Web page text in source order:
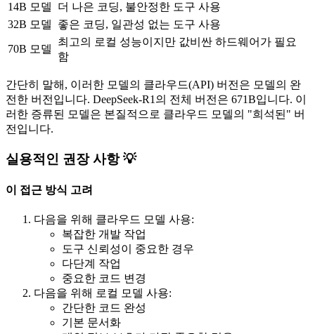
14B 모델
더 나은 코딩, 불안정한 도구 사용
32B 모델
좋은 코딩, 일관성 없는 도구 사용
70B 모델
최고의 로컬 성능이지만 값비싼 하드웨어가 필요
함
간단히 말해, 이러한 모델의 클라우드(API) 버전은 모델의 완
전한 버전입니다. DeepSeek-R1의 전체 버전은 671B입니다. 이
러한 증류된 모델은 본질적으로 클라우드 모델의 "희석된" 버
전입니다.
실용적인 권장 사항 💡
이 접근 방식 고려
다음을 위해 클라우드 모델 사용:
복잡한 개발 작업
도구 신뢰성이 중요한 경우
다단계 작업
중요한 코드 변경
다음을 위해 로컬 모델 사용:
간단한 코드 완성
기본 문서화